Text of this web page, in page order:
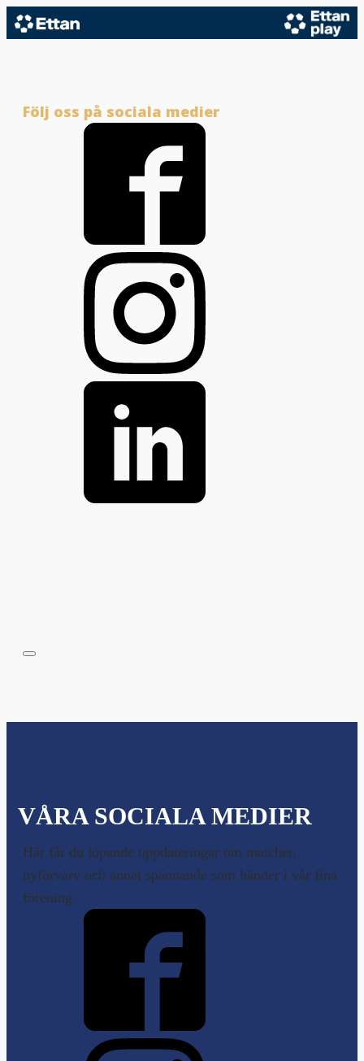
Följ oss på sociala medier
VÅRA SOCIALA MEDIER
Här får du löpande uppdateringar om matcher,
nyförvärv och annat spännande som händer i vår fina
förening.